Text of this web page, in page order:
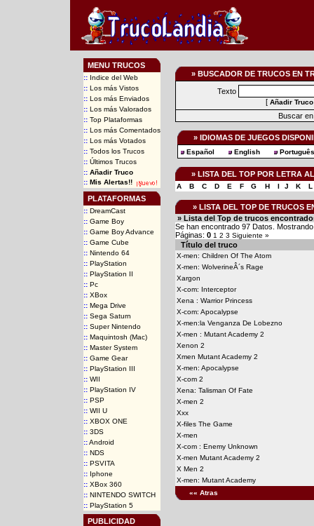
MENU TRUCOS
::Indice del Web
::Los más Vistos
::Los más Enviados
::Los más Valorados
::Top Plataformas
::Los más Comentados
::Los más Votados
::Todos los Trucos
::Últimos Trucos
:: Añadir Truco
:: Mis Alertas!!
PLATAFORMAS
::DreamCast
::Game Boy
::Game Boy Advance
::Game Cube
::Nintendo 64
::PlayStation
::PlayStation II
::Pc
::XBox
::Mega Drive
::Sega Saturn
::Super Nintendo
::Maquintosh (Mac)
::Master System
::Game Gear
::PlayStation III
::WII
::PlayStation IV
::PSP
::WII U
::XBOX ONE
::3DS
::Android
::NDS
::PSVITA
::Iphone
::XBox 360
::NINTENDO SWITCH
::PlayStation 5
PUBLICIDAD
» BUSCADOR DE TRUCOS EN
Texto
[ Añadir Truco
Buscar
» IDIOMAS DE JUEGOS
Español English Português
» LISTA DEL TOP POR LETRA
A B C D E F G H I J K L
» LISTA DEL TOP DE TRUCOS
» Lista del Top de trucos
Se han encontrado 97 Datos.
Páginas: 0 1 2 3 Siguiente »
Título del truco
X-men: Children Of The Atom
X-men: WolverineÂ´s Rage
Xargon
X-com: Interceptor
Xena : Warrior Princess
X-com: Apocalypse
X-men:la Venganza De Lobezno
X-men : Mutant Academy 2
Xenon 2
Xmen Mutant Academy 2
X-men: Apocalypse
X-com 2
Xena: Talisman Of Fate
X-men 2
Xxx
X-files The Game
X-men
X-com : Enemy Unknown
X-men Mutant Academy 2
X Men 2
X-men: Mutant Academy
«« Atras